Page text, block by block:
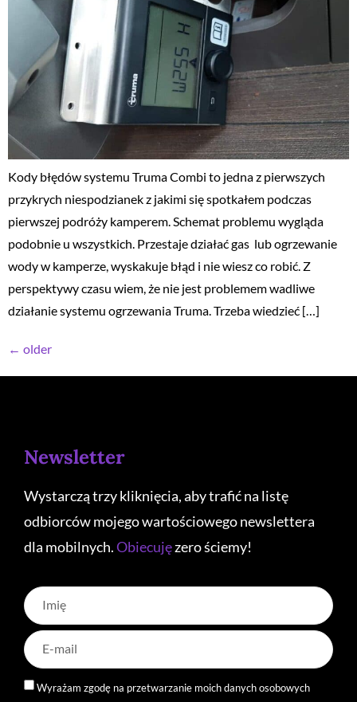
Kody błędów systemu Truma Combi to jedna z pierwszych
przykrych niespodzianek z jakimi się spotkałem podczas
pierwszej podróży kamperem. Schemat problemu wygląda
podobnie u wszystkich. Przestaje działać gas lub ogrzewanie
wody w kamperze, wyskakuje błąd i nie wiesz co robić. Z
perspektywy czasu wiem, że nie jest problemem wadliwe
działanie systemu ogrzewania Truma. Trzeba wiedzieć […]
← older
Newsletter
Wystarczą trzy kliknięcia, aby trafić na listę
odbiorców mojego wartościowego newslettera
dla mobilnych.Obiecujęzero ściemy!
Wyrażam zgodę na przetwarzanie moich danych osobowych